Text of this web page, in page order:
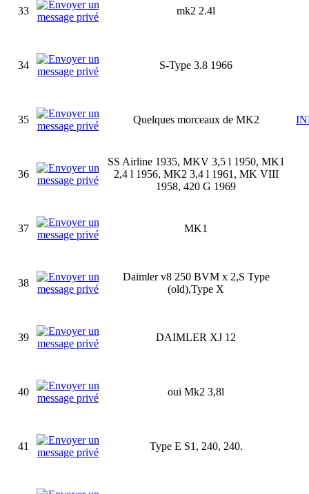
33 mk2 2.4l
34 S-Type 3.8 1966
35 Quelques morceaux de MK2
36
SS Airline 1935, MKV 3,5 l 1950, MK1
2,4 l 1956, MK2 3,4 l 1961, MK VIII
1958, 420 G 1969
37 MK1
38
Daimler v8 250 BVM x 2,S Type
(old),Type X
39 DAIMLER XJ 12
40 oui Mk2 3,8l
41 Type E S1, 240, 240.